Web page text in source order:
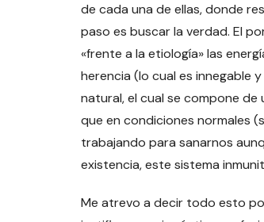
de cada una de ellas, donde
paso es buscar la verdad. El
«frente a la etiología» las
herencia (lo cual es innegable
natural, el cual se compone
que en condiciones normales
trabajando para sanarnos
existencia, este sistema
Me atrevo a decir todo esto